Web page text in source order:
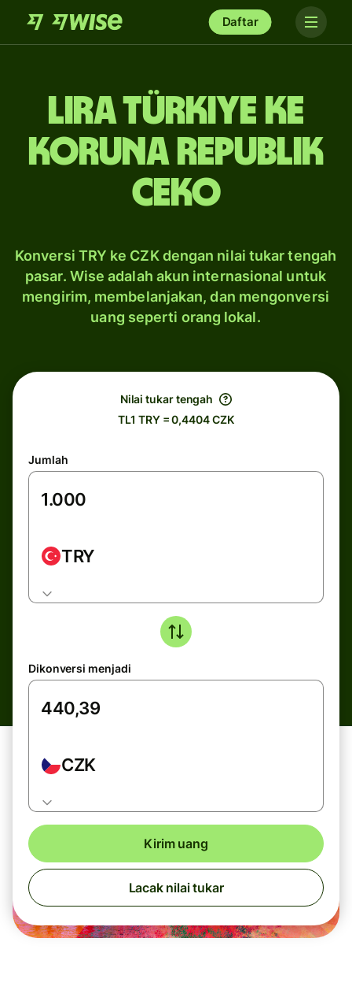
Daftar
lira Türkiye ke
koruna Republik
Ceko
Konversi TRY ke CZK dengan nilai tukar tengah
pasar. Wise adalah akun internasional untuk
mengirim, membelanjakan, dan mengonversi
uang seperti orang lokal.
Nilai tukar tengah
TL1 TRY = 0,4404 CZK
Jumlah
TRY
Dikonversi menjadi
CZK
Kirim uang
Lacak nilai tukar